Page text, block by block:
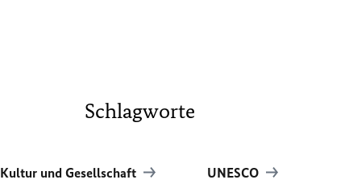
Schlagworte
Kultur und Gesellschaft UNESCO